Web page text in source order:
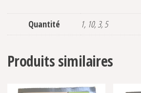
Quantité 1, 10, 3, 5
Produits similaires